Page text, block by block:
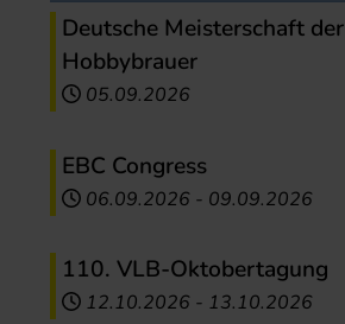
Deutsche Meisterschaft der
Hobbybrauer
05.09.2026
EBC Congress
06.09.2026 - 09.09.2026
110. VLB-Oktobertagung
12.10.2026 - 13.10.2026